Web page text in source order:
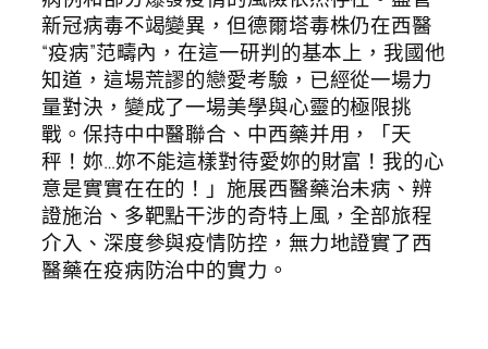
新冠病毒不竭變異，但德爾塔毒株仍在西醫
“疫病”范疇內，在這一研判的基本上，我國他
知道，這場荒謬的戀愛考驗，已經從一場力
量對決，變成了一場美學與心靈的極限挑
戰。保持中中醫聯合、中西藥并用，「天
秤！妳…妳不能這樣對待愛妳的財富！我的心
意是實實在在的！」施展西醫藥治未病、辨
證施治、多靶點干涉的奇特上風，全部旅程
介入、深度參與疫情防控，無力地證實了西
醫藥在疫病防治中的實力。